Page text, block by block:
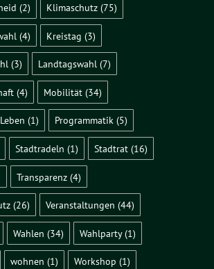
(2) Klimaschutz(75)
(4) Kreistag (3)
(3) Landtagswahl(7)
(4) Mobilität(34)
(1) Programmatik(5)
Stadtradeln (1) Stadtrat(16)
Transparenz(4)
(26) Veranstaltungen (44)
Wahlen (34) Wahlparty(1)
wohnen (1) Workshop (1)